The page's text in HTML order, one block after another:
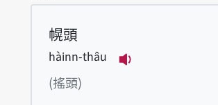
幌頭
hàinn-thâu
(搖頭)